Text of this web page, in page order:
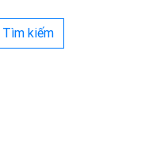
Tìm kiếm